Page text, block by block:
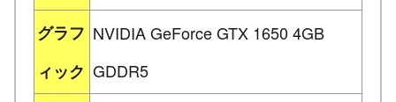
グラフ
ィック
NVIDIA GeForce GTX 1650 4GB
GDDR5